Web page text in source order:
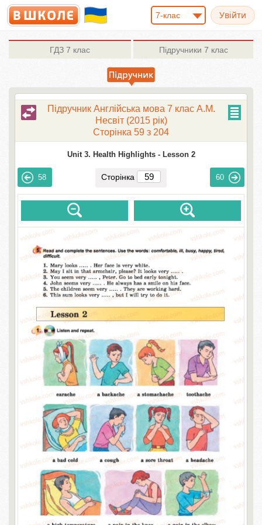
7-клас
ГДЗ 7 клас Підручники 7 клас
Підручник Англійська мова 7 клас А.М.
Несвіт (2015 рік)
Сторінка 59 з 204
Unit 3. Health Highlights - Lesson 2
58 Сторінка 60